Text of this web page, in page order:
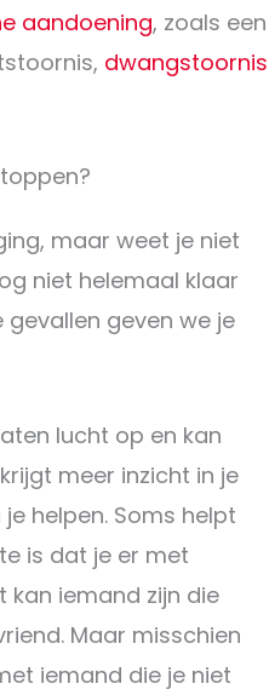
aandoening, zoals een
dwangstoornis
maar weet je niet
niet helemaal klaar
geven we je
lucht op en kan
meer inzicht in je
helpen. Soms helpt
is dat je er met
kan iemand zijn die
Maar misschien
iemand die je niet